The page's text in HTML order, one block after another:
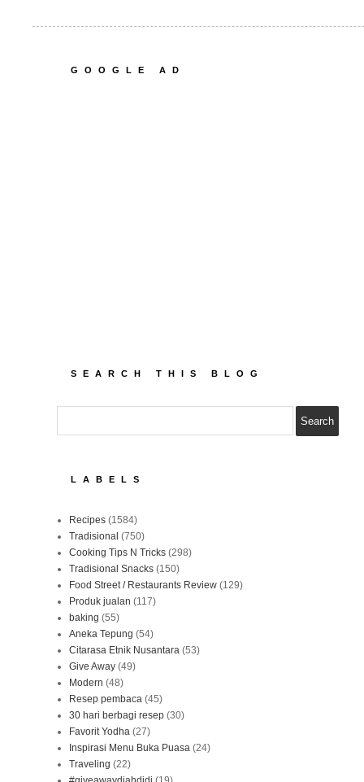
GOOGLE AD
SEARCH THIS BLOG
LABELS
Recipes (1584)
Tradisional (750)
Cooking Tips N Tricks (298)
Tradisional Snacks (150)
Food Street / Restaurants Review (129)
Produk jualan (117)
baking (55)
Aneka Tepung (54)
Citarasa Etnik Nusantara (53)
Give Away (49)
Modern (48)
Resep pembaca (45)
30 hari berbagi resep (30)
Favorit Yodha (27)
Inspirasi Menu Buka Puasa (24)
Traveling (22)